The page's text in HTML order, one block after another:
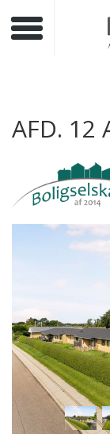
Toggle navigation
AFD. 12